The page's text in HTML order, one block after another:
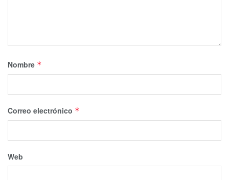
Nombre *
Correo electrónico *
Web